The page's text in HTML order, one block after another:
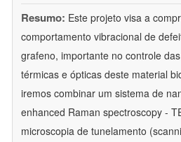
Resumo: Este projeto visa a
comportamento vibracional de
grafeno, importante no controle
térmicas e ópticas deste material
iremos combinar um sistema de
enhanced Raman spectroscopy -
microscopia de tunelamento